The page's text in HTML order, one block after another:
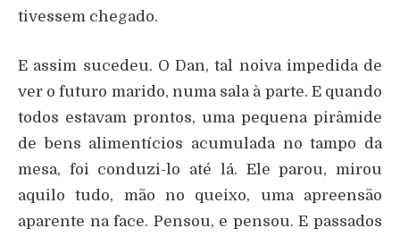
tivessem chegado.
E assim sucedeu. O Dan, tal noiva impedida de
ver o futuro marido, numa sala à parte. E quando
todos estavam prontos, uma pequena pirâmide
de bens alimentícios acumulada no tampo da
mesa, foi conduzi-lo até lá. Ele parou, mirou
aquilo tudo, mão no queixo, uma apreensão
aparente na face. Pensou, e pensou. E passados